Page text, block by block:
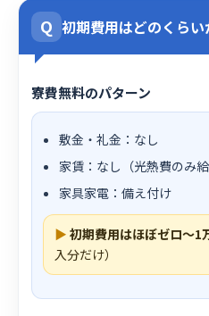
Q 初期費用はどのくらい
寮費無料のパターン
敷金・礼金：なし
家賃：なし（光熱費のみ
家具家電：備え付け
▶ 初期費用はほぼゼロ〜1
入分だけ）